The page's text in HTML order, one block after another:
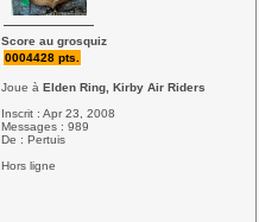
Score au grosquiz
0004428 pts.
Joue à Elden Ring, Kirby Air Riders
Inscrit : Apr 23, 2008
Messages : 989
De : Pertuis
Hors ligne